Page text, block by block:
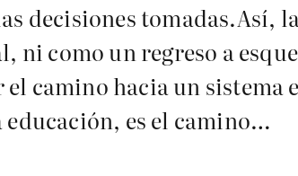
decisiones tomadas.Así,
ni como un regreso a
camino hacia un sistema
educación, es el camino…